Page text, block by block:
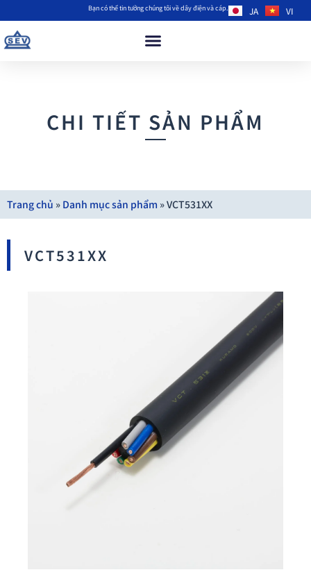
JA VI
Bạn có thể tin tưởng chúng tôi về dây điện và cáp.
CHI TIẾT SẢN PHẨM
Trang chủ » Danh mục sản phẩm »VCT531XX
VCT531XX